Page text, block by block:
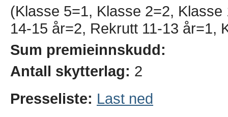
(Klasse 5=1, Klasse 2=2,
14-15 år=2, Rekrutt 11-13 år=1,
Sum premieinnskudd:
Antall skytterlag: 2
Presseliste: Last ned